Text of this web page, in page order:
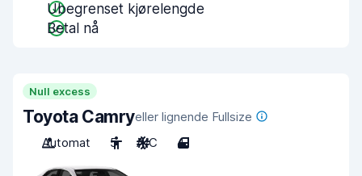
Ubegrenset kjørelengde
Betal nå
Null excess
Toyota Camryeller lignende Fullsize
Automat
5 A/C 4